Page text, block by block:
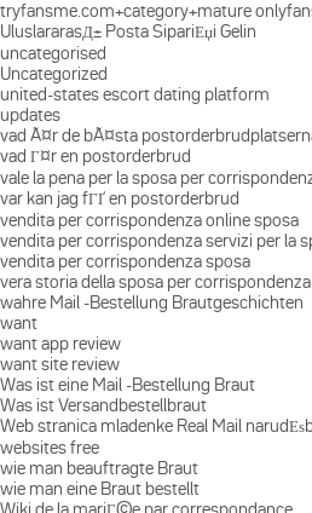
tryfansme.com+category+mature
UluslararasД± Posta SipariЕџi Gelin
uncategorised
Uncategorized
united-states escort dating platform
updates
vad Ã¤r de bÃ¤sta
vad Г¤r en postorderbrud
vale la pena per la sposa per
var kan jag fГҐ en postorderbrud
vendita per corrispondenza online sposa
vendita per corrispondenza servizi per la
vendita per corrispondenza sposa
vera storia della sposa per corrispondenza
wahre Mail -Bestellung Brautgeschichten
want
want app review
want site review
Was ist eine Mail -Bestellung Braut
Was ist Versandbestellbraut
Web stranica mladenke Real Mail
websites free
wie man beauftragte Braut
wie man eine Braut bestellt
Wiki de la mariГ©e par correspondance